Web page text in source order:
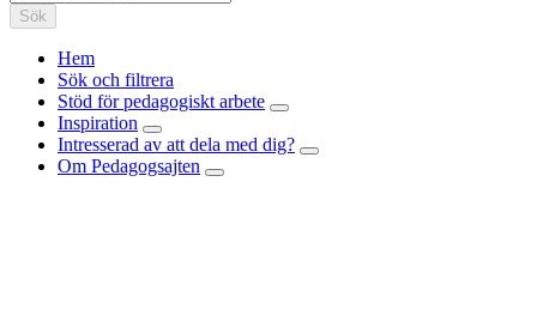
Sök
Hem
Sök och filtrera
Stöd för pedagogiskt arbete
Inspiration
Intresserad av att dela med dig?
Om Pedagogsajten